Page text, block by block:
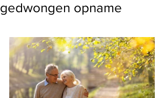
gedwongen opname